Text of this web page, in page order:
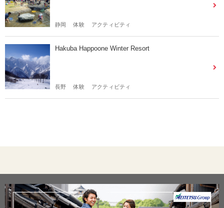
静岡 体験 アクティビティ
Hakuba Happoone Winter Resort
長野 体験 アクティビティ